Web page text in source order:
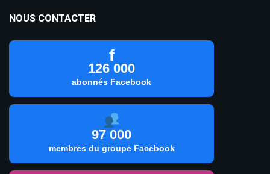
NOUS CONTACTER
f
126 000
abonnés Facebook
97 000
membres du groupe Facebook